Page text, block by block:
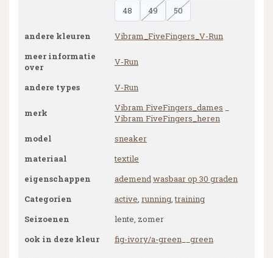
48
49 50
andere kleuren
Vibram_FiveFingers_V-Run
meer informatie
over
V-Run
andere types V-Run
merk Vibram FiveFingers_dames
Vibram FiveFingers_heren
model
sneaker
materiaal
textile
eigenschappen
ademendwasbaar op 30 graden
Categorien
active, running,training
Seizoenen
lente, zomer
ook in deze kleur
fig-ivory/a-green green